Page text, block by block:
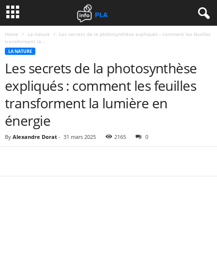
Home La nature
Les secrets de la photosynthèse expliqués : comment les feuilles
transforment la...
LA NATURE
Les secrets de la photosynthèse
expliqués : comment les feuilles
transforment la lumière en
énergie
By Alexandre Dorat - 31 mars 2025 2165 0